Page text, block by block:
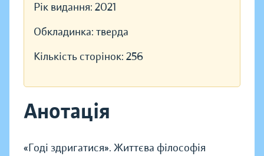
Рік видання: 2021
Обкладинка: тверда
Кількість сторінок: 256
Анотація
«Годі здригатися». Життєва філософія